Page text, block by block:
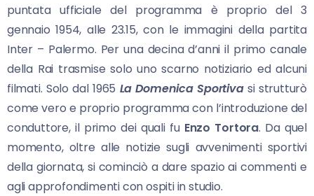
puntata ufficiale del programma è proprio del 3
gennaio 1954, alle 23.15, con le immagini della partita
Inter – Palermo. Per una decina d’anni il primo canale
della Rai trasmise solo uno scarno notiziario ed alcuni
filmati. Solo dal 1965 La DomenicaSportivasi strutturò
come vero e proprio programma con l’introduzione del
conduttore, il primo dei quali fu Enzo Tortora. Da quel
momento, oltre alle notizie sugli avvenimenti sportivi
della giornata, si cominciò a dare spazio ai commenti e
agli approfondimenti con ospiti in studio.